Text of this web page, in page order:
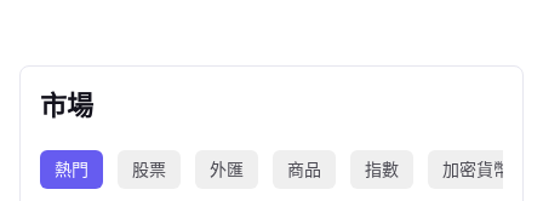
市場
熱門 股票 外匯 商品 指數 加密貨幣